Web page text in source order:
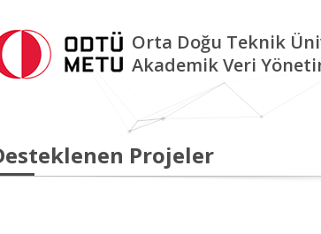
Orta Doğu Teknik
Akademik Veri
Projeler